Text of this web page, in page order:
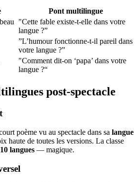
Pont multilingue
"Cette fable existe-t-elle dans votre
langue ?”
”L’humour fonctionne-t-il pareil dans
votre langue ?”
"Comment dit-on ‘papa’ dans votre
langue ?“
post-spectacle
poème vu au spectacle dans sa langue
haute de toutes les versions. La classe
10 langues — magique.